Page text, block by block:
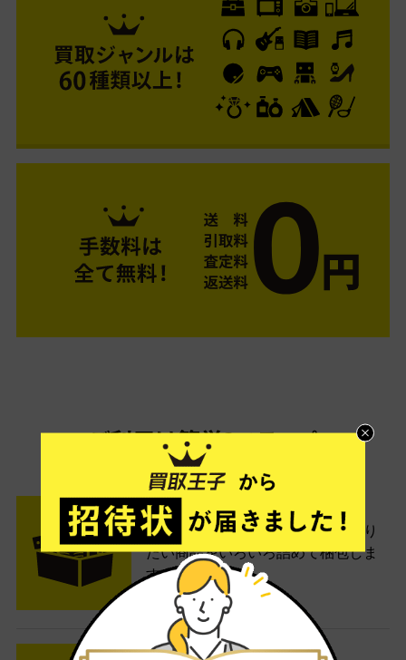
ご利用は簡単3ステップ
- FLOW -
STEP1 お申込み・梱包
ネットでお申込みしたら、箱に売り
たい商品をいろいろ詰めて梱包しま
す。
STEP2 発送